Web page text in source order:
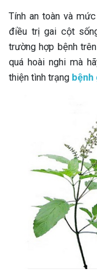
Tính an toàn và
điều trị gai cột
trường hợp bệnh
quá hoài nghi mà
thiện tình trạng bệnh